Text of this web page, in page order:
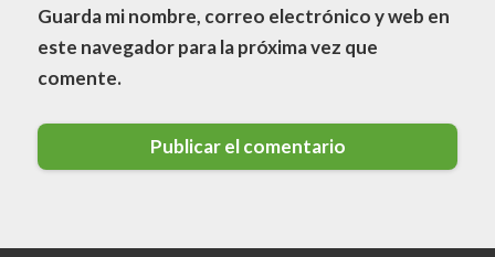
Guarda mi nombre, correo electrónico y web en
este navegador para la próxima vez que
comente.